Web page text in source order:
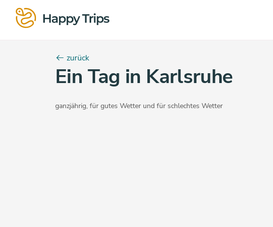
zurück
Ein Tag in Karlsruhe
ganzjährig, für gutes Wetter und für schlechtes Wetter